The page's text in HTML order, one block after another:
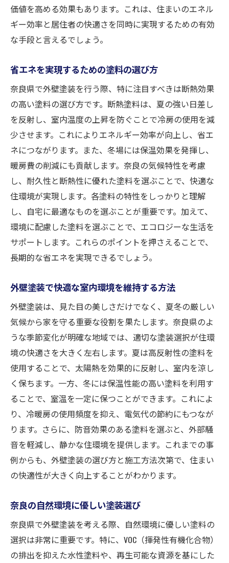
価値を高める効果もあります。これは、住まいのエネル
ギー効率と居住者の快適さを同時に実現するための有効
な手段と言えるでしょう。
省エネを実現するための塗料の選び方
奈良県で外壁塗装を行う際、特に注目すべきは断熱効果
の高い塗料の選び方です。断熱塗料は、夏の強い日差し
を反射し、室内温度の上昇を防ぐことで冷房の使用を減
少させます。これによりエネルギー効率が向上し、省エ
ネにつながります。また、冬場には保温効果を発揮し、
暖房費の削減にも貢献します。奈良の気候特性を考慮
し、耐久性と断熱性に優れた塗料を選ぶことで、快適な
住環境が実現します。各塗料の特性をしっかりと理解
し、自宅に最適なものを選ぶことが重要です。加えて、
環境に配慮した塗料を選ぶことで、エコロジーな生活を
サポートします。これらのポイントを押さえることで、
長期的な省エネを実現できるでしょう。
外壁塗装で快適な室内環境を維持する方法
外壁塗装は、見た目の美しさだけでなく、夏冬の厳しい
気候から家を守る重要な役割を果たします。奈良県のよ
うな季節変化が明確な地域では、適切な塗装選択が住環
境の快適さを大きく左右します。夏は高反射性の塗料を
使用することで、太陽熱を効果的に反射し、室内を涼し
く保ちます。一方、冬には保温性能の高い塗料を利用す
ることで、室温を一定に保つことができます。これによ
り、冷暖房の使用頻度を抑え、電気代の節約にもつなが
ります。さらに、防音効果のある塗料を選ぶと、外部騒
音を軽減し、静かな住環境を提供します。これまでの事
例からも、外壁塗装の選び方と施工方法次第で、住まい
の快適性が大きく向上することがわかります。
奈良の自然環境に優しい塗装選び
奈良県で外壁塗装を考える際、自然環境に優しい塗料の
選択は非常に重要です。特に、VOC（揮発性有機化合物）
の排出を抑えた水性塗料や、再生可能な資源を基にした